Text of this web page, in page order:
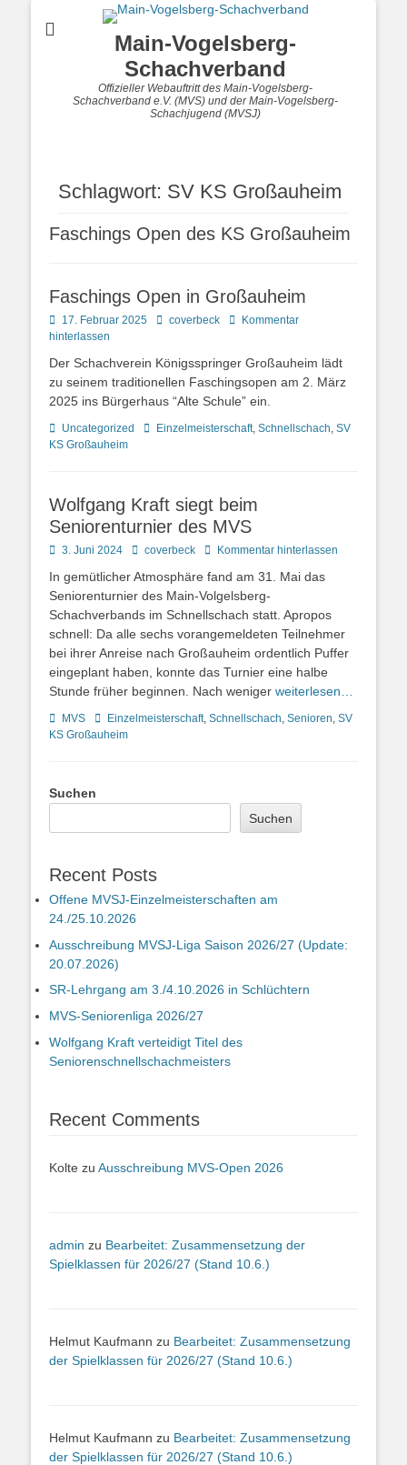
Main-Vogelsberg-
Schachverband
Offizieller Webauftritt des Main-Vogelsberg-
Schachverband e.V. (MVS) und der Main-Vogelsberg-
Schachjugend (MVSJ)
Schlagwort: SV KS Großauheim
Faschings Open des KS Großauheim
Faschings Open in Großauheim
Posted
on
17. Februar 2025 Autorcoverbeck
Kommentar
hinterlassen
Der Schachverein Königsspringer Großauheim lädt
zu seinem traditionellen Faschingsopen am 2. März
2025 ins Bürgerhaus “Alte Schule” ein.
Kategorien
Uncategorized Schlagworte
Einzelmeisterschaft, Schnellschach, SV
KS Großauheim
Wolfgang Kraft siegt beim
Seniorenturnier des MVS
Posted
3. Juni 2024 Autorcoverbeck Kommentar hinterlassen
In gemütlicher Atmosphäre fand am 31. Mai das
Seniorenturnier des Main-Volgelsberg-
Schachverbands im Schnellschach statt. Apropos
schnell: Da alle sechs vorangemeldeten Teilnehmer
bei ihrer Anreise nach Großauheim ordentlich Puffer
eingeplant haben, konnte das Turnier eine halbe
Stunde früher beginnen. Nach weniger weiterlesen…
Kategorien
MVS Schlagworte
Einzelmeisterschaft, Schnellschach, Senioren, SV
KS Großauheim
Suchen
Suchen
Recent Posts
Offene MVSJ-Einzelmeisterschaften am
24./25.10.2026
Ausschreibung MVSJ-Liga Saison 2026/27 (Update:
20.07.2026)
SR-Lehrgang am 3./4.10.2026 in Schlüchtern
MVS-Seniorenliga 2026/27
Wolfgang Kraft verteidigt Titel des
Seniorenschnellschachmeisters
Recent Comments
Kolte zu Ausschreibung MVS-Open 2026
admin zu Bearbeitet: Zusammensetzung der
Spielklassen für 2026/27 (Stand 10.6.)
Helmut Kaufmann zu Bearbeitet: Zusammensetzung
der Spielklassen für 2026/27 (Stand 10.6.)
Helmut Kaufmann zu Bearbeitet: Zusammensetzung
der Spielklassen für 2026/27 (Stand 10.6.)